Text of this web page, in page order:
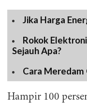
Jika Harga
Rokok
Sejauh Apa?
Cara
Hampir 100